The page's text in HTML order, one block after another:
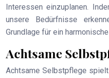
Interessen einzuplanen.
unsere Bedürfnisse
Grundlage für ein
Achtsame
Achtsame Selbstpflege